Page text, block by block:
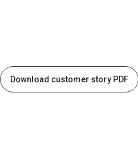
Download customer story PDF